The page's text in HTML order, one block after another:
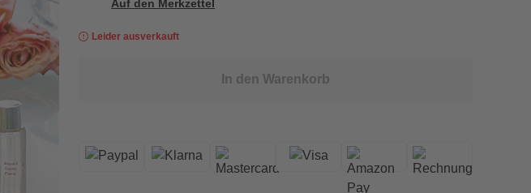
Auf den Merkzettel
Leider ausverkauft
In den Warenkorb